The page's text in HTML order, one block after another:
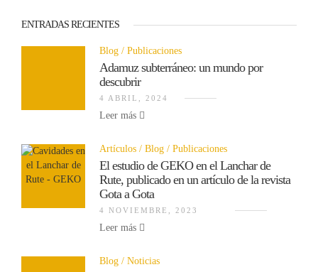
ENTRADAS RECIENTES
Blog Publicaciones
Adamuz subterráneo: un mundo por
descubrir
4 ABRIL, 2024
Leer más
Artículos Blog Publicaciones
El estudio de GEKO en el Lanchar de
Rute, publicado en un artículo de la revista
Gota a Gota
4 NOVIEMBRE, 2023
Leer más
Blog Noticias